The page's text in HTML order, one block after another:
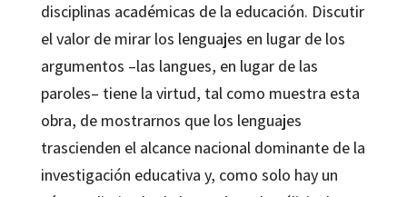
disciplinas académicas de la educación. Discutir
el valor de mirar los lenguajes en lugar de los
argumentos –las langues, en lugar de las
paroles– tiene la virtud, tal como muestra esta
obra, de mostrarnos que los lenguajes
trascienden el alcance nacional dominante de la
investigación educativa y, como solo hay un